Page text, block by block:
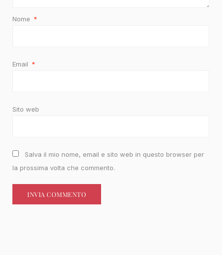
Nome *
Email *
Sito web
Salva il mio nome, email e sito web in questo browser per
la prossima volta che commento.